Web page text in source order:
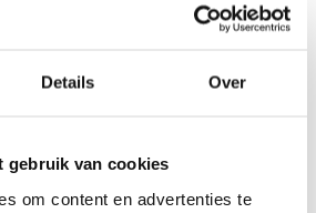
Details Over
gebruik van cookies
om content en advertenties te
FTE?
Doktersassistent | Regio
6093. Weet je genoeg en wil je
de knop en stuur ons jouw cv.